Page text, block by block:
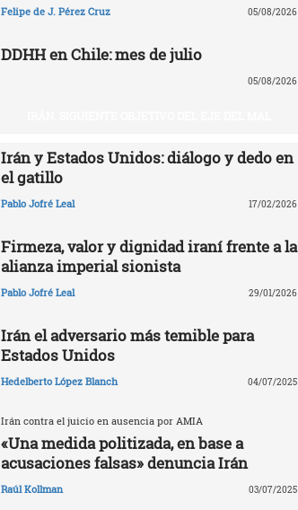
Felipe de J. Pérez Cruz 05/08/2026
DDHH en Chile: mes de julio
05/08/2026
Irán y Estados Unidos: diálogo y dedo en
el gatillo
Pablo Jofré Leal 17/02/2026
Firmeza, valor y dignidad iraní frente a la
alianza imperial sionista
Pablo Jofré Leal 29/01/2026
Irán el adversario más temible para
Estados Unidos
Hedelberto López Blanch 04/07/2025
Irán contra el juicio en ausencia por AMIA
«Una medida politizada, en base a
acusaciones falsas» denuncia Irán
Raúl Kollman 03/07/2025